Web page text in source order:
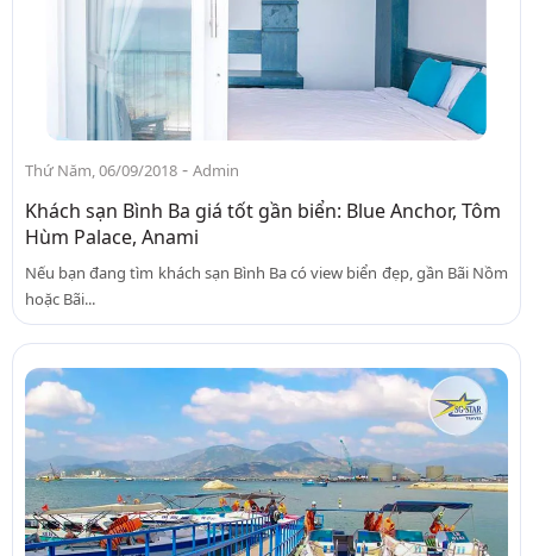
Thứ Năm, 06/09/2018 - Admin
Khách sạn Bình Ba giá tốt gần biển: Blue Anchor, Tôm
Hùm Palace, Anami
Nếu bạn đang tìm khách sạn Bình Ba có view biển đẹp, gần Bãi Nồm
hoặc Bãi...